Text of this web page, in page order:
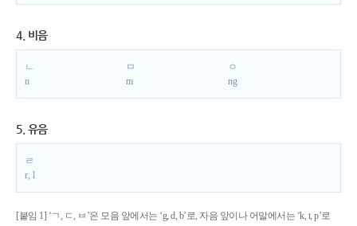
4. 비음
ㄴ
n
ㅁ
m
ㅇ
ng
5. 유음
ㄹ
r, l
[붙임 1] ‘ㄱ, ㄷ, ㅂ’은 모음 앞에서는 ‘g, d, b’로, 자음 앞이나 어말에서는 ‘k, t, p’로